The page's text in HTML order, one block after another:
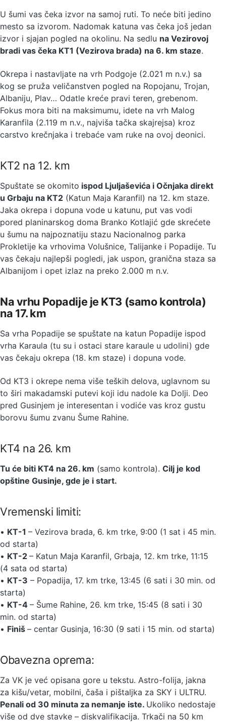
U šumi vas čeka izvor na samoj ruti. To neće biti jedino
mesto sa izvorom. Nadomak katuna vas čeka još jedan
izvor i sjajan pogled na okolinu. Na sedlu na Vezirovoj
bradi vas čeka KT1 (Vezirova brada) na 6. km staze.
Okrepa i nastavljate na vrh Podgoje (2.021 m n.v.) sa
kog se pruža veličanstven pogled na Ropojanu, Trojan,
Albaniju, Plav… Odatle kreće pravi teren, grebenom.
Fokus mora biti na maksimumu, idete na vrh Malog
Karanfila (2.119 m n.v., najviša tačka skajrejsa) kroz
carstvo krečnjaka i trebaće vam ruke na ovoj deonici.
KT2 na 12. km
Spuštate se okomito ispod Ljuljaševića i Očnjaka direkt
u Grbaju na KT2 (Katun Maja Karanfil) na 12. km staze.
Jaka okrepa i dopuna vode u katunu, put vas vodi
pored planinarskog doma Branko Kotlajić gde skrećete
u šumu na najpoznatiju stazu Nacionalnog parka
Prokletije ka vrhovima Volušnice, Talijanke i Popadije. Tu
vas čekaju najlepši pogledi, jak uspon, granična staza sa
Albanijom i opet izlaz na preko 2.000 m n.v.
Na vrhu Popadije je KT3 (samo kontrola)
na 17. km
Sa vrha Popadije se spuštate na katun Popadije ispod
vrha Karaula (tu su i ostaci stare karaule u udolini) gde
vas čekaju okrepa (18. km staze) i dopuna vode.
Od KT3 i okrepe nema više teških delova, uglavnom su
to širi makadamski putevi koji idu nadole ka Dolji. Deo
pred Gusinjem je interesentan i vodiće vas kroz gustu
borovu šumu zvanu Šume Rahine.
KT4 na 26. km
Tu će biti KT4 na 26. km (samo kontrola). Cilj je kod
opštine Gusinje, gde je i start.
Vremenski limiti:
• KT-1 – Vezirova brada, 6. km trke, 9:00 (1 sat i 45 min.
od starta)
• KT-2 – Katun Maja Karanfil, Grbaja, 12. km trke, 11:15
(4 sata od starta)
• KT-3 – Popadija, 17. km trke, 13:45 (6 sati i 30 min. od
starta)
• KT-4 – Šume Rahine, 26. km trke, 15:45 (8 sati i 30
min. od starta)
• Finiš – centar Gusinja, 16:30 (9 sati i 15 min. od starta)
Obavezna oprema:
Za VK je već opisana gore u tekstu. Astro-folija, jakna
za kišu/vetar, mobilni, čaša i pištaljka za SKY i ULTRU.
Penali od 30 minuta za nemanje iste. Ukoliko nedostaje
više od dve stavke – diskvalifikacija. Trkači na 50 km